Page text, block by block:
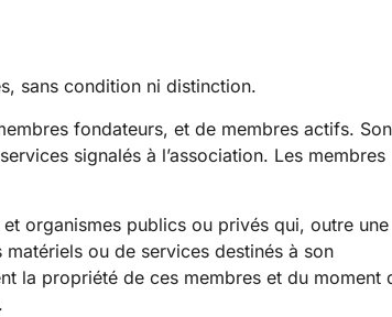
sans condition ni distinction.
fondateurs, et de membres actifs.
signalés à l’association. Les membres
organismes publics ou privés qui, outre une
ou de services destinés à son
la propriété de ces membres et du moment